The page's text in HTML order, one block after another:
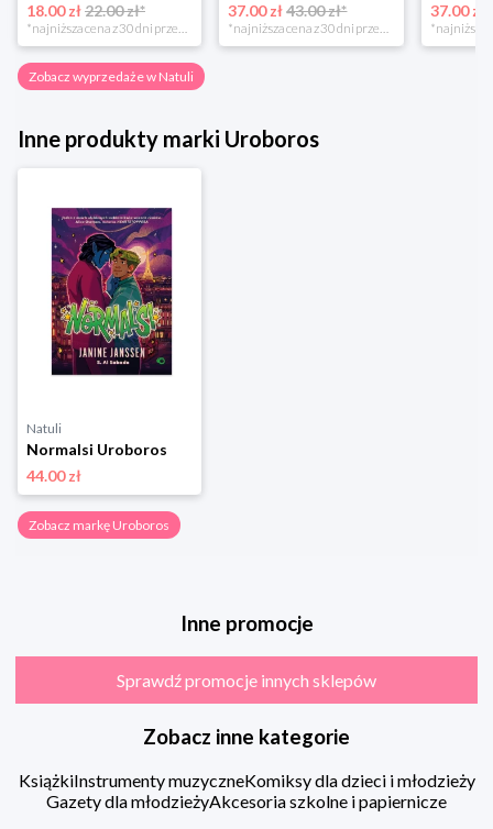
18.00 zł22.00 zł*
*najniższa cena z 30 dni przed obniżką
37.00 zł 43.00 zł*
*najniższa cena z 30 dni przed obniżką
37.00 zł
Zobacz wyprzedaże w Natuli
Inne produkty marki Uroboros
Natuli
Normalsi Uroboros
44.00 zł
Zobacz markę Uroboros
Inne promocje
Sprawdź promocje innych sklepów
Zobacz inne kategorie
KsiążkiInstrumenty muzyczneKomiksy dla dzieci i młodzieży
Gazety dla młodzieżyAkcesoria szkolne i papiernicze